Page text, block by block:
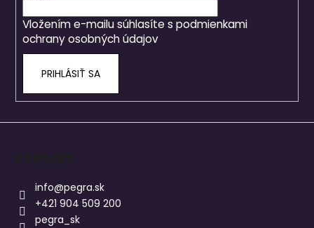
Vložením e-mailu súhlasíte s podmienkami
ochrany osobných údajov
PRIHLÁSIŤ SA
info@pegra.sk
+421 904 509 200
pegra_sk